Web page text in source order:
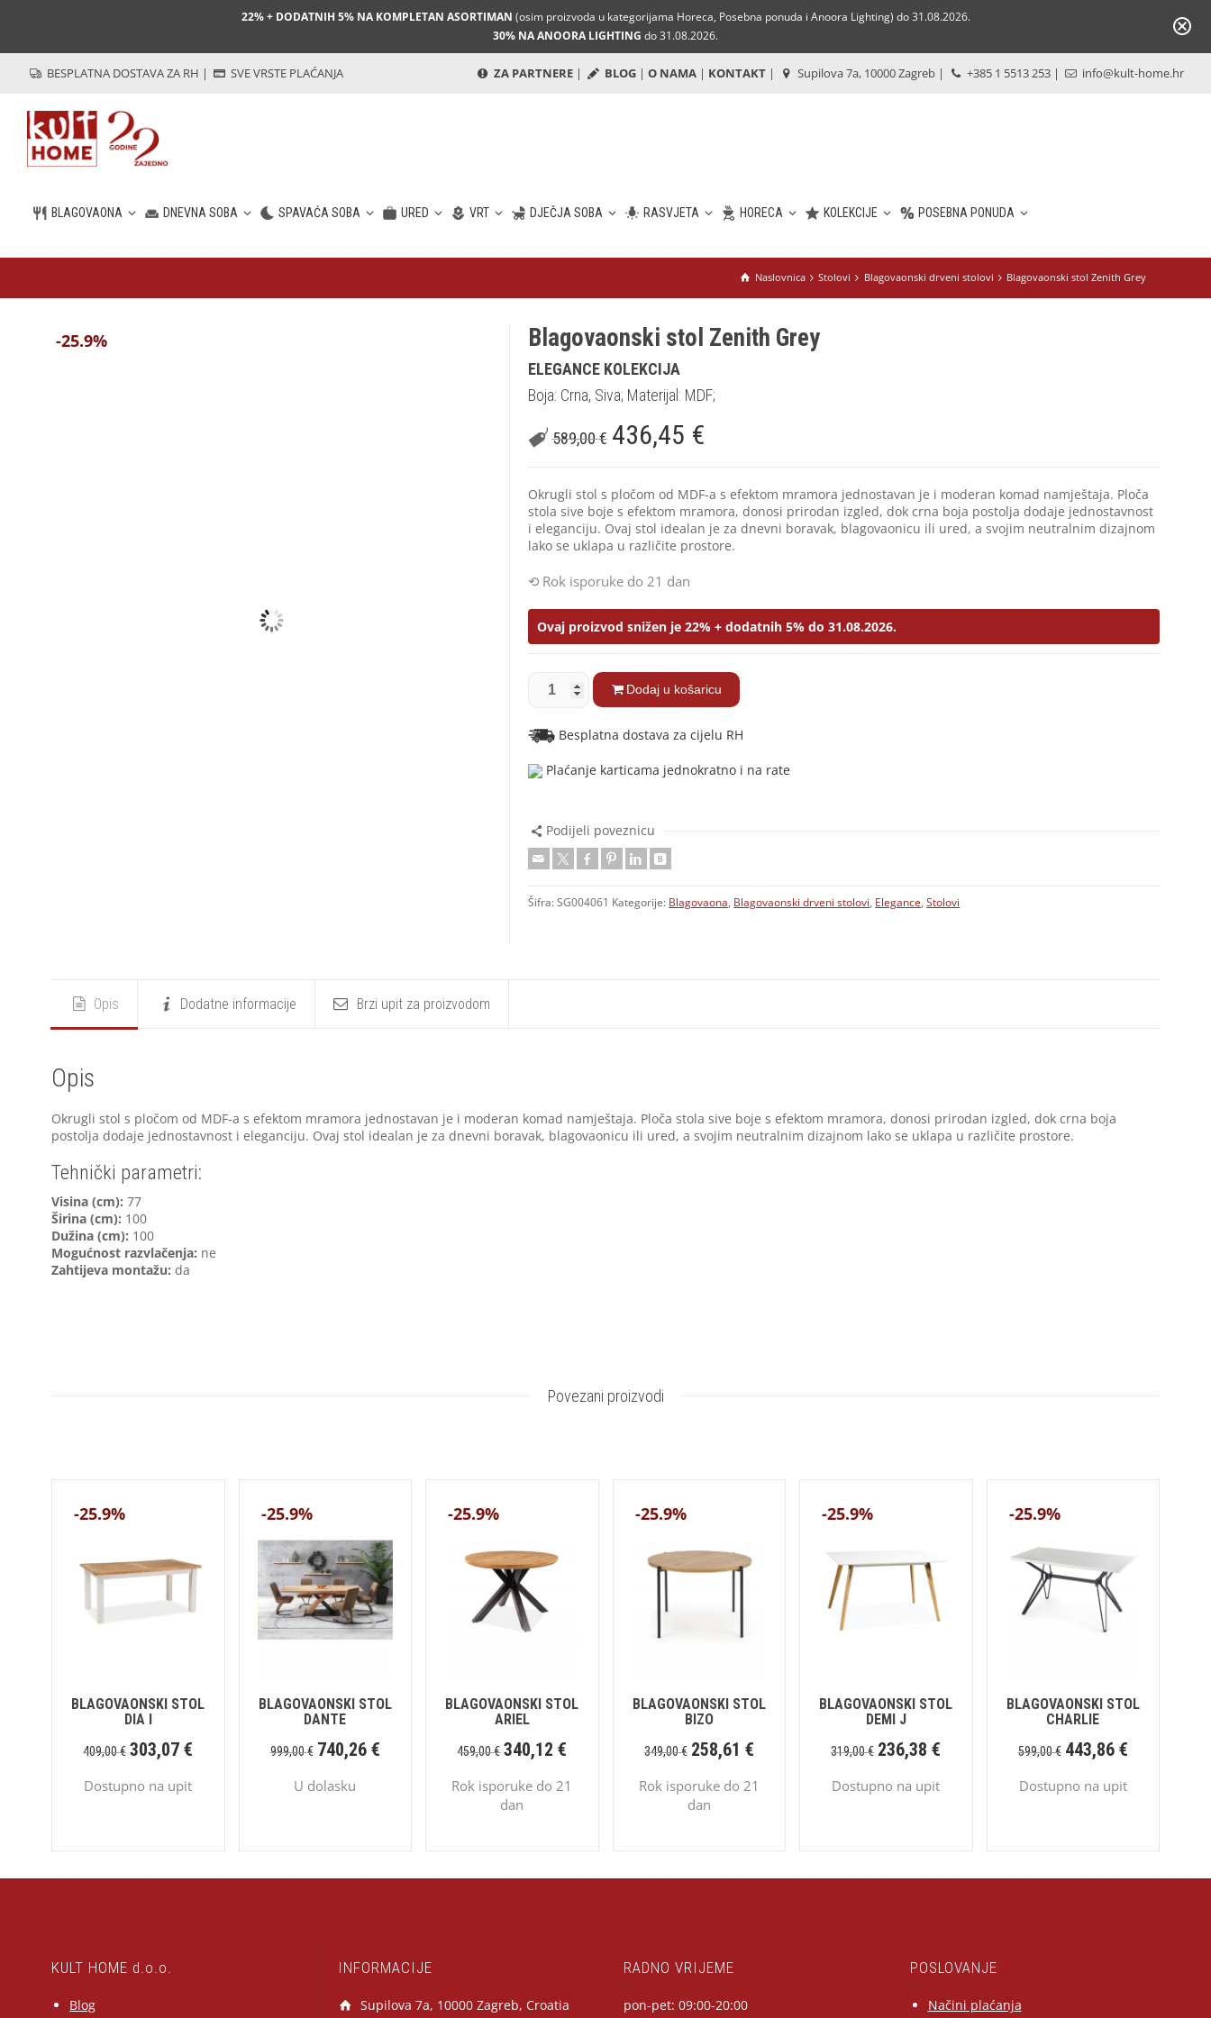
22% + DODATNIH 5% NA KOMPLETAN ASORTIMAN (osim proizvoda u kategorijama Horeca, Posebna ponuda i Anoora Lighting) do 31.08.2026.
30% NA ANOORA LIGHTING do 31.08.2026.
BESPLATNA DOSTAVA ZA RH | SVE VRSTE PLAĆANJA ZA PARTNERE | BLOG | O NAMA | KONTAKT | Supilova 7a, 10000 Zagreb | +385 1 5513 253 | info@kult-home.hr
BLAGOVAONA DNEVNA SOBA SPAVAĆA SOBA URED VRT DJEČJA SOBA RASVJETA HORECA KOLEKCIJE POSEBNA PONUDA
HR
Naslovnica Stolovi Blagovaonski drveni stolovi Blagovaonski stol Zenith Grey
-25.9% Blagovaonski stol Zenith Grey
ELEGANCE KOLEKCIJA
Boja: Crna, Siva; Materijal: MDF;
589,00€ 436,45 €
Okrugli stol s pločom od MDF-a s efektom mramora jednostavan je i moderan komad namještaja. Ploča
stola sive boje s efektom mramora, donosi prirodan izgled, dok crna boja postolja dodaje jednostavnost
i eleganciju. Ovaj stol idealan je za dnevni boravak, blagovaonicu ili ured, a svojim neutralnim dizajnom
lako se uklapa u različite prostore.
Rok isporuke do 21 dan
Ovaj proizvod snižen je 22% + dodatnih 5% do 31.08.2026.
Dodaj u košaricu
Besplatna dostava za cijelu RH
Plaćanje karticama jednokratno i na rate
Podijeli poveznicu
Šifra:SG004061 Kategorije: Blagovaona, Blagovaonski drveni stolovi, Elegance,Stolovi
Opis Dodatne informacije Brzi upit za proizvodom
Opis
Okrugli stol s pločom od MDF-a s efektom mramora jednostavan je i moderan komad namještaja. Ploča stola sive boje s efektom mramora, donosi prirodan izgled, dok crna boja
postolja dodaje jednostavnost i eleganciju. Ovaj stol idealan je za dnevni boravak, blagovaonicu ili ured, a svojim neutralnim dizajnom lako se uklapa u različite prostore.
Tehnički parametri:
Visina (cm): 77
Širina (cm): 100
Dužina (cm): 100
Mogućnost razvlačenja: ne
Zahtijeva montažu: da
Povezani proizvodi
-25.9%
BLAGOVAONSKI STOL
DIA I
409,00€ 303,07€
Dostupno na upit
-25.9%
BLAGOVAONSKI STOL
DANTE
999,00€ 740,26 €
U dolasku
-25.9%
BLAGOVAONSKI STOL
ARIEL
459,00€ 340,12€
Rok isporuke do 21
dan
-25.9%
BLAGOVAONSKI STOL
BIZO
349,00€ 258,61 €
Rok isporuke do 21
dan
-25.9%
BLAGOVAONSKI STOL
DEMI J
319,00€ 236,38€
Dostupno na upit
-25.9%
BLAGOVAONSKI STOL
CHARLIE
599,00€ 443,86 €
Dostupno na upit
KULT HOME d.o.o.
Blog
INFORMACIJE
Supilova 7a, 10000 Zagreb, Croatia
RADNO VRIJEME
pon-pet: 09:00-20:00
POSLOVANJE
Načini plaćanja